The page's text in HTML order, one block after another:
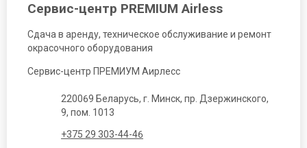
Сервис-центр PREMIUM Airless
Сдача в аренду, техническое обслуживание и ремонт
окрасочного оборудования
Сервис-центр ПРЕМИУМ Аирлесс
220069 Беларусь, г. Минск, пр. Дзержинского,
9, пом. 1013
+375 29 303-44-46